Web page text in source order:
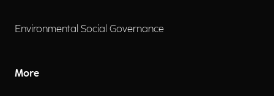
Environmental Social Governance
More